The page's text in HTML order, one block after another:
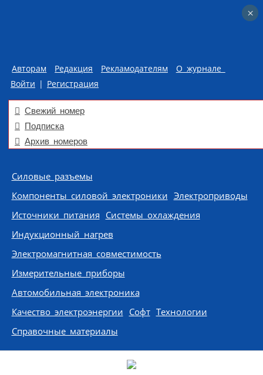
Авторам Редакция Рекламодателям
О журнале
Войти | Регистрация
Свежий номер
Подписка
Архив номеров
Skip to content
Силовые разъемы
Компоненты силовой электроники Электроприводы
Источники питания Системы охлаждения
Индукционный нагрев
Электромагнитная совместимость
Измерительные приборы
Автомобильная электроника
Качество электроэнергии Софт Технологии
Справочные материалы
×
×